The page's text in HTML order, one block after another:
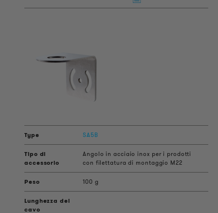
SA5B
Angolo in acciaio inox per i prodotti
con filettatura di montaggio M22
100 g